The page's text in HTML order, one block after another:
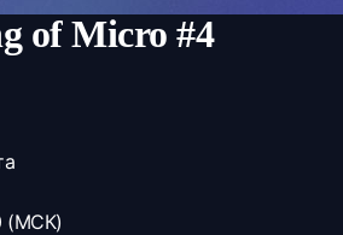
of Micro #4
(МСК)